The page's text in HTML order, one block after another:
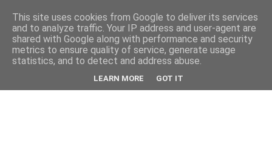
Back
Down
This site uses cookies from Google to deliver its services
and to analyze traffic. Your IP address and user-agent are
shared with Google along with performance and security
metrics to ensure quality of service, generate usage
statistics, and to detect and address abuse.
LEARN MORE GOT IT